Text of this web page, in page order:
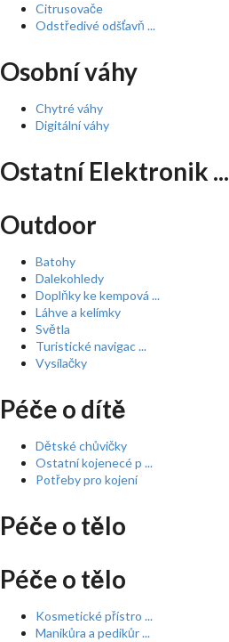
Citrusovače
Odstředivé odšťavň ...
Osobní váhy
Chytré váhy
Digitální váhy
Ostatní Elektronik ...
Outdoor
Batohy
Dalekohledy
Doplňky ke kempová ...
Láhve a kelímky
Světla
Turistické navigac ...
Vysílačky
Péče o dítě
Dětské chůvičky
Ostatní kojenecé p ...
Potřeby pro kojení
Péče o tělo
Péče o tělo
Kosmetické přístro ...
Manikůra a pedikůr ...